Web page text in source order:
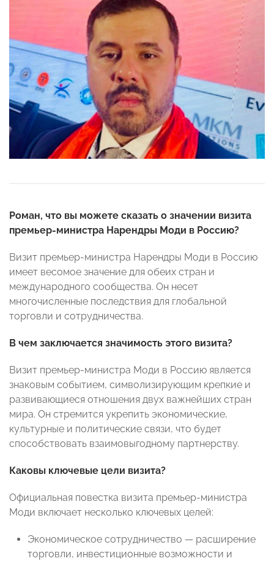
Роман, что вы можете сказать о значении визита
премьер-министра Нарендры Моди в Россию?
Визит премьер-министра Нарендры Моди в Россию
имеет весомое значение для обеих стран и
международного сообщества. Он несет
многочисленные последствия для глобальной
торговли и сотрудничества.
В чем заключается значимость этого визита?
Визит премьер-министра Моди в Россию является
знаковым событием, символизирующим крепкие и
развивающиеся отношения двух важнейших стран
мира. Он стремится укрепить экономические,
культурные и политические связи, что будет
способствовать взаимовыгодному партнерству.
Каковы ключевые цели визита?
Официальная повестка визита премьер-министра
Моди включает несколько ключевых целей:
Экономическое сотрудничество — расширение
торговли, инвестиционные возможности и